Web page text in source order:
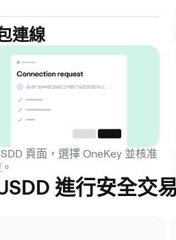
連線
頁面，選擇 OneKey 並核准
進行安全交